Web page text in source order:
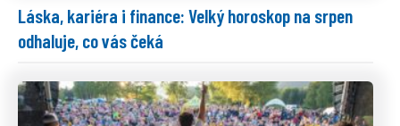
Láska, kariéra i finance: Velký horoskop na srpen
odhaluje, co vás čeká